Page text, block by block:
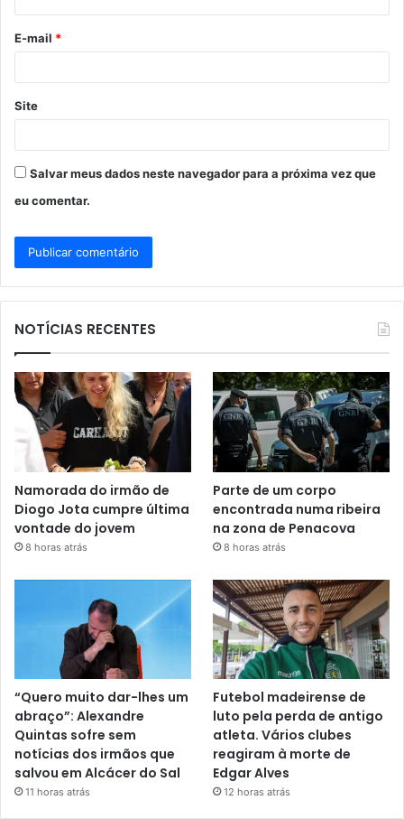
*
E-mail *
Site
Salvar meus dados neste navegador para a próxima vez que
eu comentar.
NOTÍCIAS RECENTES
Namorada do irmão de
Diogo Jota cumpre última
vontade do jovem
8 horas atrás
Parte de um corpo
encontrada numa ribeira
na zona de Penacova
8 horas atrás
“Quero muito dar-lhes um
abraço”: Alexandre
Quintas sofre sem
notícias dos irmãos que
salvou em Alcácer do Sal
11 horas atrás
Futebol madeirense de
luto pela perda de antigo
atleta. Vários clubes
reagiram à morte de
Edgar Alves
12 horas atrás